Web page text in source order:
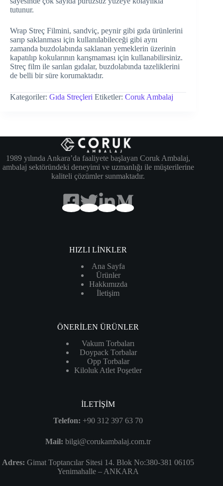
tutunur.
Wrap Streç Filmini, sandviç, peynir gibi gıda ürünlerini
sarıp saklanması için kullanılabileceği gibi aynı
zamanda buzdolabında saklanan yemeklerin üzerinin
kapatılıp kokularının karışmaması için kullanabilirsiniz.
Streç film ile sarılan gıdalar, buzdolabında tazeliklerini
de belli bir süre korumaktadır.
Kategoriler: Gıda Streçleri Etiketler: Coruk Ambalaj
1989 yılında Ankara’da faaliyete başlayan Coruk Ambalaj,
ambalaj sektöründeki deneyimi ve uzmanlığı ile müşterilerine
kaliteli çözümler sunmaktadır.
HIZLI LİNKLER
Ana Sayfa
Ürünler
Hakkımızda
İletişim
ÖNERİLEN ÜRÜNLER
Vakum Torbaları
Doypack Torbalar
Opp Torbalar
Kiloluk Atlet Poşetler
İLETİŞİM
Telefon: +90 312 397 63 70
Mail: bilgi@corukambalaj.com.tr
Adres: Gimat Toptancılar Sitesi 14. Blok No:380-381 06105
Yenimahalle – ANKARA